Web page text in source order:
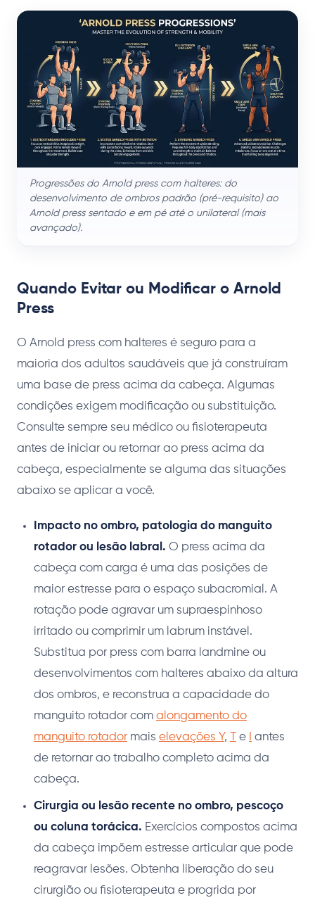
Progressões do Arnold press com halteres: do
desenvolvimento de ombros padrão (pré-requisito) ao
Arnold press sentado e em pé até o unilateral (mais
avançado).
Quando Evitar ou Modificar o Arnold
Press
O Arnold press com halteres é seguro para a
maioria dos adultos saudáveis que já construíram
uma base de press acima da cabeça. Algumas
condições exigem modificação ou substituição.
Consulte sempre seu médico ou fisioterapeuta
antes de iniciar ou retornar ao press acima da
cabeça, especialmente se alguma das situações
abaixo se aplicar a você.
Impacto no ombro, patologia do manguito
rotador ou lesão labral. O press acima da
cabeça com carga é uma das posições de
maior estresse para o espaço subacromial. A
rotação pode agravar um supraespinhoso
irritado ou comprimir um labrum instável.
Substitua por press com barra landmine ou
desenvolvimentos com halteres abaixo da altura
dos ombros, e reconstrua a capacidade do
manguito rotador com alongamento do
manguito rotador mais elevações Y, e
antes
de retornar ao trabalho completo acima da
cabeça.
Cirurgia ou lesão recente no ombro, pescoço
ou coluna torácica. Exercícios compostos acima
da cabeça impõem estresse articular que pode
reagravar lesões. Obtenha liberação do seu
cirurgião ou fisioterapeuta e progrida por